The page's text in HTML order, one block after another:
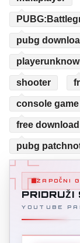
pubg
shooter
console game
free download
pubg
ZAPOČNI
PRIDRUŽI
YOUTUBE